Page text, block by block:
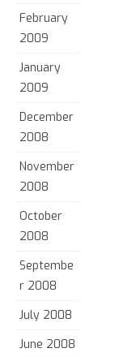
February
2009
January
2009
December
2008
November
2008
October
2008
Septembe
r 2008
July 2008
June 2008